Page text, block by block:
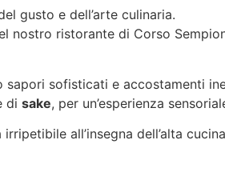
gusto e dell’arte culinaria.
nostro ristorante di Corso
sofisticati e accostamenti
di sake, per un’esperienza
all’insegna dell’alta